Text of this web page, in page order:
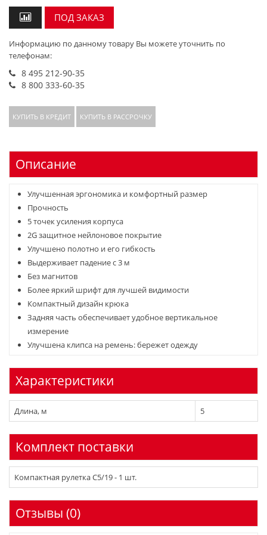
ПОД ЗАКАЗ
Информацию по данному товару Вы можете уточнить по
телефонам:
8 495 212-90-35
8 800 333-60-35
КУПИТЬ В КРЕДИТ КУПИТЬ В РАССРОЧКУ
Описание
Улучшенная эргономика и комфортный размер
Прочность
5 точек усиления корпуса
2G защитное нейлоновое покрытие
Улучшено полотно и его гибкость
Выдерживает падение с 3 м
Без магнитов
Более яркий шрифт для лучшей видимости
Компактный дизайн крюка
Задняя часть обеспечивает удобное вертикальное
измерение
Улучшена клипса на ремень: бережет одежду
Характеристики
Длина, м 5
Комплект поставки
Компактная рулетка C5/19 - 1 шт.
Отзывы (0)